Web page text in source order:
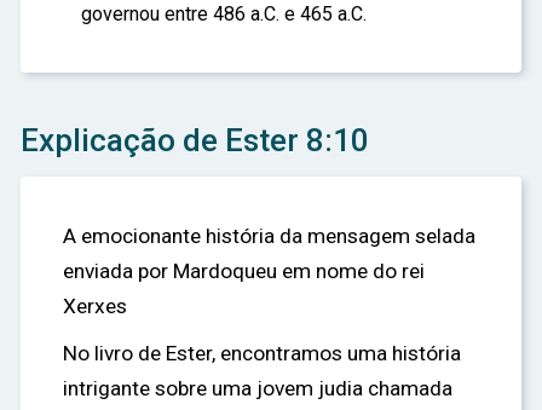
governou entre 486 a.C. e 465 a.C.
Explicação de Ester 8:10
A emocionante história da mensagem selada
enviada por Mardoqueu em nome do rei
Xerxes
No livro de Ester, encontramos uma história
intrigante sobre uma jovem judia chamada